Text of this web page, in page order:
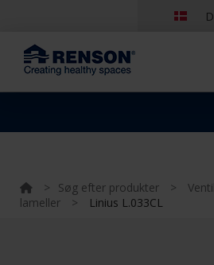
> Søg efter produkter >
lameller
> Linius L.033CL